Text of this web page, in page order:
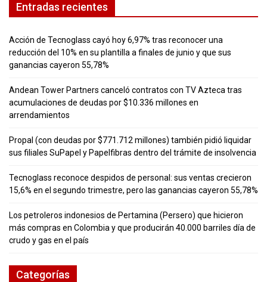
Entradas recientes
Acción de Tecnoglass cayó hoy 6,97% tras reconocer una
reducción del 10% en su plantilla a finales de junio y que sus
ganancias cayeron 55,78%
Andean Tower Partners canceló contratos con TV Azteca tras
acumulaciones de deudas por $10.336 millones en
arrendamientos
Propal (con deudas por $771.712 millones) también pidió liquidar
sus filiales SuPapel y Papelfibras dentro del trámite de insolvencia
Tecnoglass reconoce despidos de personal: sus ventas crecieron
15,6% en el segundo trimestre, pero las ganancias cayeron 55,78%
Los petroleros indonesios de Pertamina (Persero) que hicieron
más compras en Colombia y que producirán 40.000 barriles día de
crudo y gas en el país
Categorías